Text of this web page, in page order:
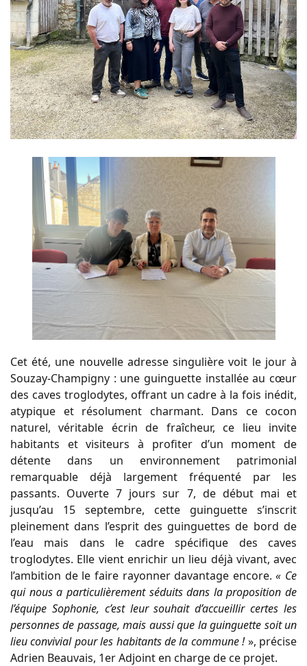
Cet été, une nouvelle adresse singulière voit le jour à
Souzay-Champigny : une guinguette installée au cœur
des caves troglodytes, offrant un cadre à la fois inédit,
atypique et résolument charmant. Dans ce cocon
naturel, véritable écrin de fraîcheur, ce lieu invite
habitants et visiteurs à profiter d’un moment de
détente dans un environnement patrimonial
remarquable déjà largement fréquenté par les
passants. Ouverte 7 jours sur 7, de début mai et
jusqu’au 15 septembre, cette guinguette s’inscrit
pleinement dans l’esprit des guinguettes de bord de
l’eau mais dans le cadre spécifique des caves
troglodytes. Elle vient enrichir un lieu déjà vivant, avec
l’ambition de le faire rayonner davantage encore.« Ce
qui nous a particulièrement séduits dans la proposition de
l’équipe Sophonie, c’est leur souhait d’accueillir certes les
personnes de passage, mais aussi que la guinguette soit un
lieu convivial pour les habitants de la commune !», précise
Adrien Beauvais, 1er Adjoint en charge de ce projet.